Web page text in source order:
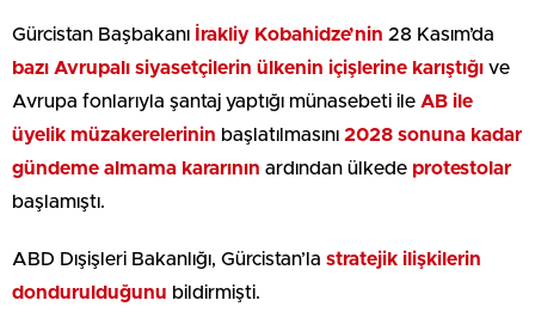
Gürcistan Başbakanı İrakliy Kobahidze’nin 28 Kasım’da
bazı Avrupalı siyasetçilerin ülkenin içişlerine karıştığı ve
Avrupa fonlarıyla şantaj yaptığı münasebeti ile AB ile
üyelik müzakerelerinin başlatılmasını 2028 sonuna kadar
gündeme almama kararının ardından ülkede protestolar
başlamıştı.
ABD Dışişleri Bakanlığı, Gürcistan’la stratejik ilişkilerin
dondurulduğunu bildirmişti.